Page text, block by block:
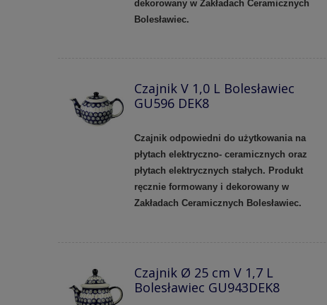
dekorowany w Zakładach Ceramicznych
Bolesławiec.
Czajnik V 1,0 L Bolesławiec
GU596 DEK8
Czajnik odpowiedni do użytkowania na
płytach elektryczno- ceramicznych oraz
płytach elektrycznych stałych. Produkt
ręcznie formowany i dekorowany w
Zakładach Ceramicznych Bolesławiec.
Czajnik Ø 25 cm V 1,7 L
Bolesławiec GU943DEK8